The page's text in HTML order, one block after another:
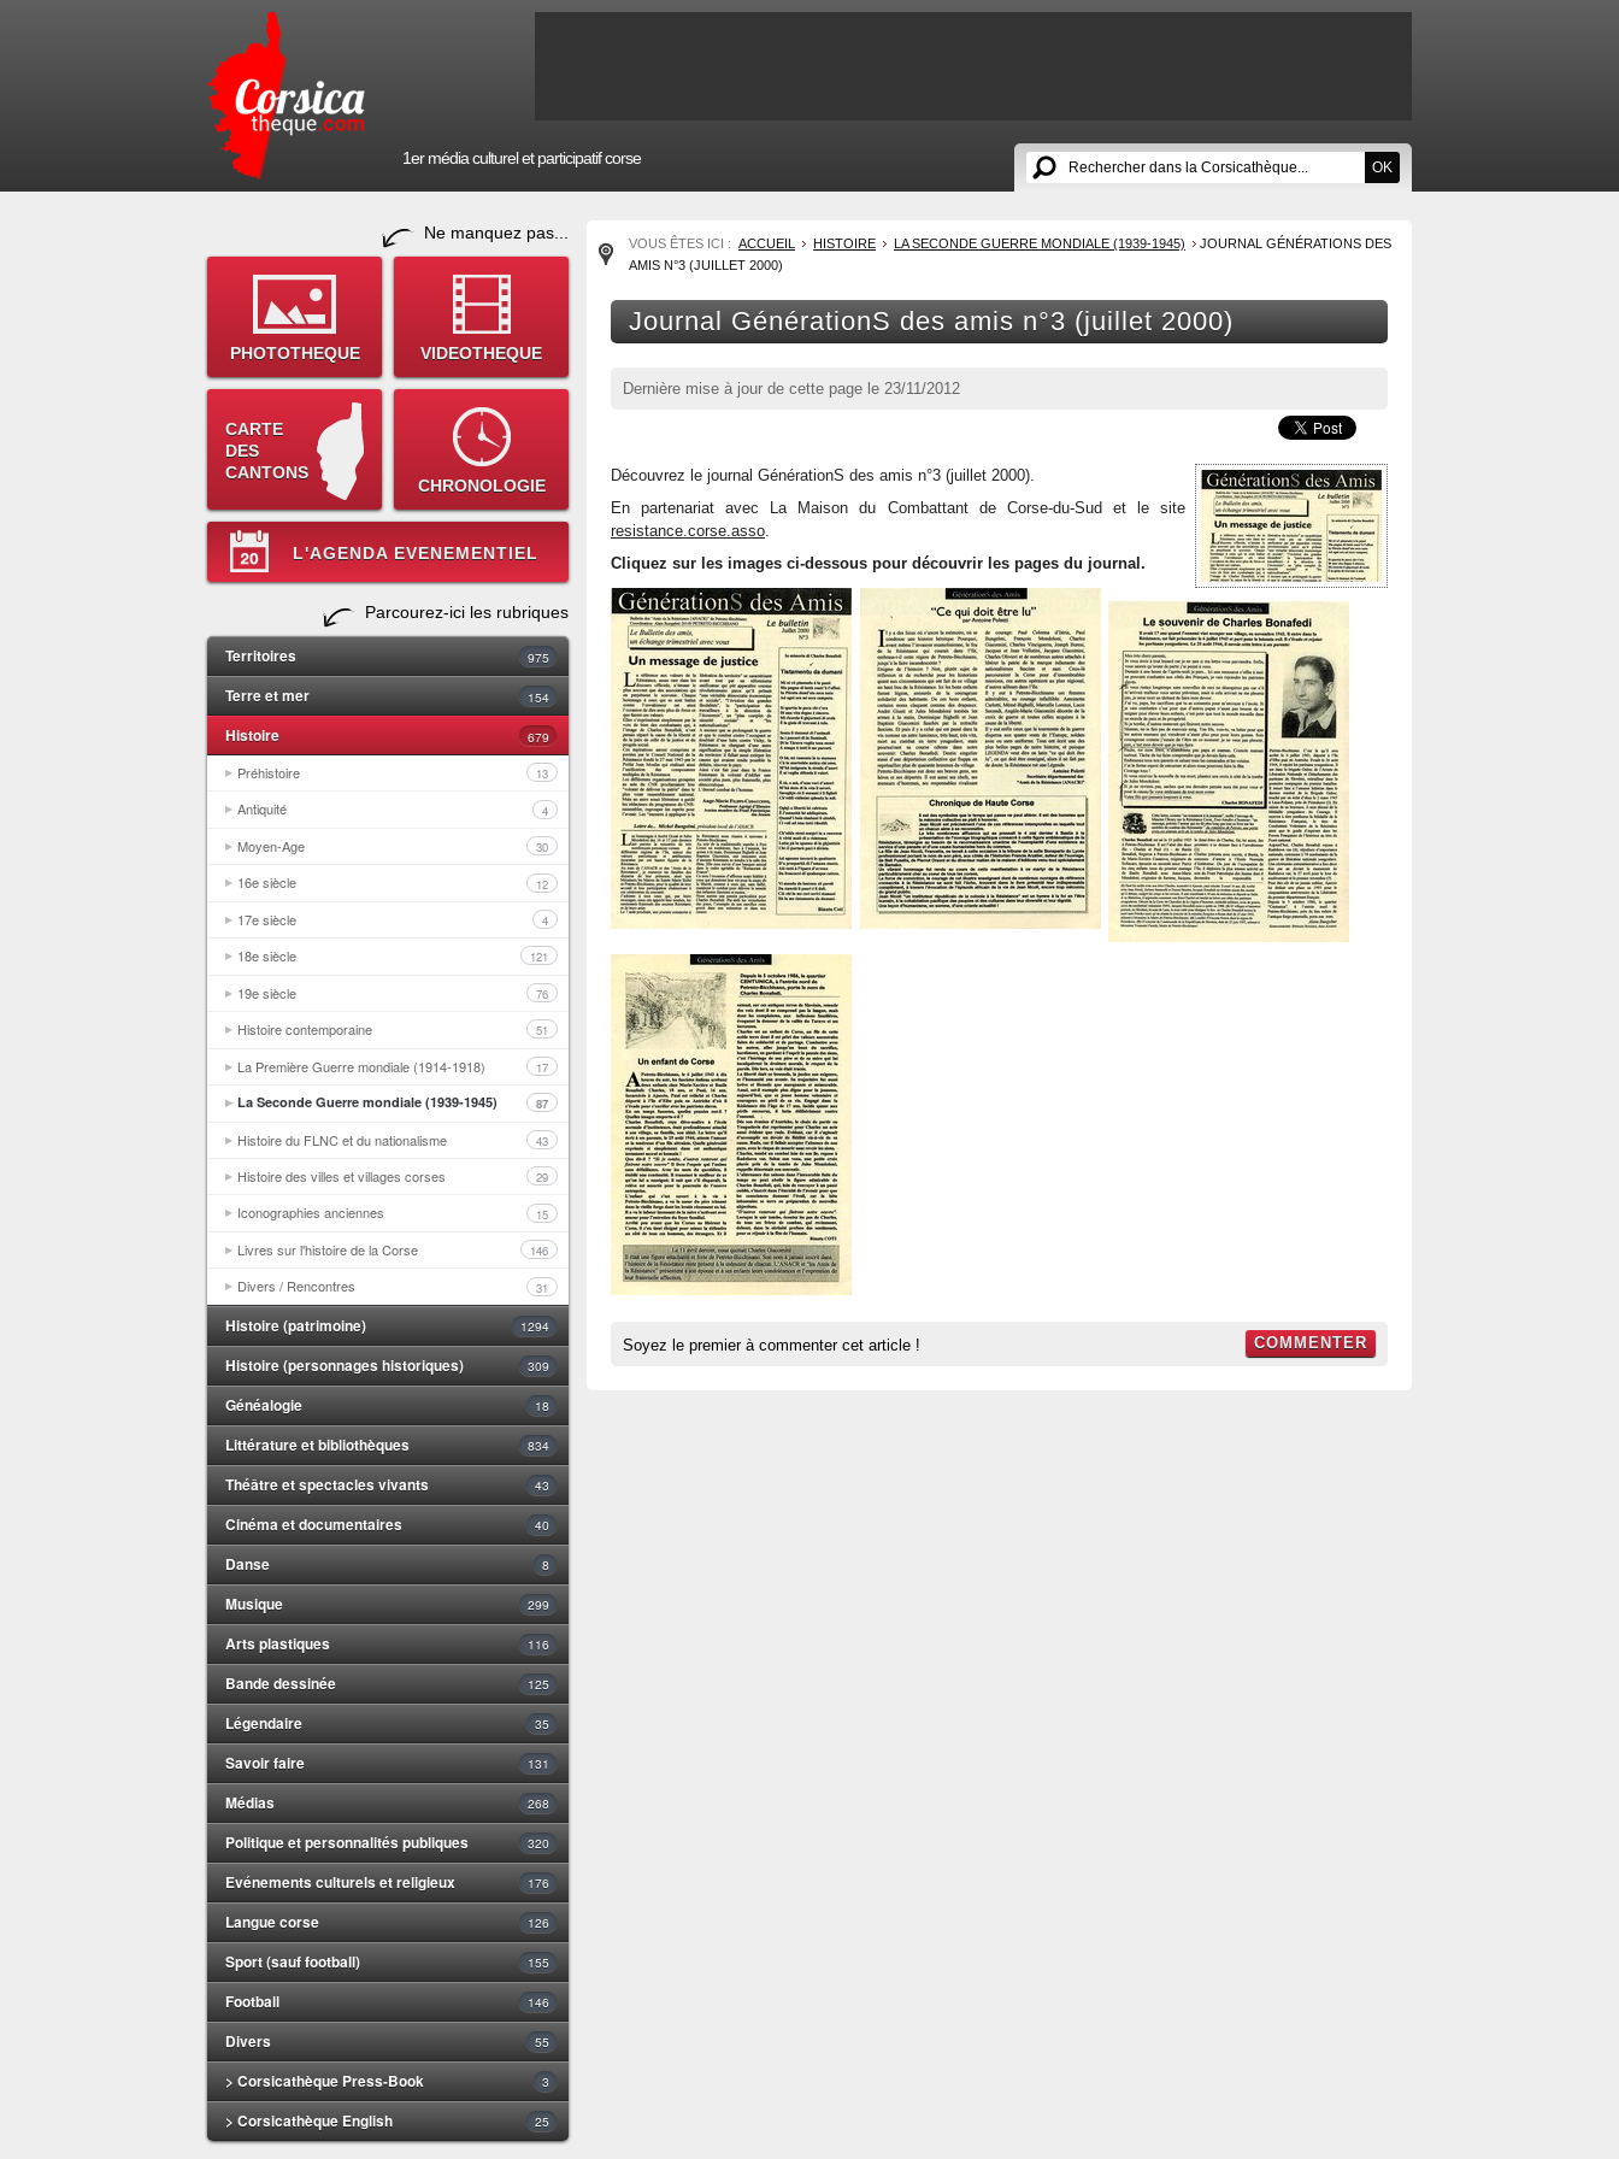
1er média culturel et participatif corse
Ne manquez pas...
PHOTOTHEQUE VIDEOTHEQUE
CARTE
DES
CANTONS
CHRONOLOGIE
L'AGENDA EVENEMENTIEL
Parcourez-ici les rubriques
Territoires 975
Terre et mer 154
Histoire 679
Préhistoire 13
Antiquité 4
Moyen-Age 30
16e siècle 12
17e siècle 4
18e siècle 121
19e siècle 76
Histoire contemporaine 51
La Première Guerre mondiale (1914-1918) 17
La Seconde Guerre mondiale (1939-1945) 87
Histoire du FLNC et du nationalisme 43
Histoire des villes et villages corses 29
Iconographies anciennes 15
Livres sur l'histoire de la Corse 146
Divers / Rencontres 31
Histoire (patrimoine) 1294
Histoire (personnages historiques) 309
Généalogie 18
Littérature et bibliothèques 834
Théâtre et spectacles vivants 43
Cinéma et documentaires 40
Danse 8
Musique 299
Arts plastiques 116
Bande dessinée 125
Légendaire 35
Savoir faire 131
Médias 268
Politique et personnalités publiques 320
Evénements culturels et religieux 176
Langue corse 126
Sport (sauf football) 155
Football 146
Divers 55
> Corsicathèque Press-Book 3
> Corsicathèque English 25
VOUS ÊTES ICI : ACCUEIL HISTOIRE LA SECONDE GUERRE MONDIALE (1939-1945)
JOURNAL GÉNÉRATIONS DES
AMIS N°3 (JUILLET 2000)
Journal GénérationS des amis n°3 (juillet 2000)
Dernière mise à jour de cette page le 23/11/2012
Découvrez le journal GénérationS des amis n°3 (juillet 2000).
En partenariat avec La Maison du Combattant de Corse-du-Sud et le site
resistance.corse.asso.
Cliquez sur les images ci-dessous pour découvrir les pages du journal.
Soyez le premier à commenter cet article ! COMMENTER